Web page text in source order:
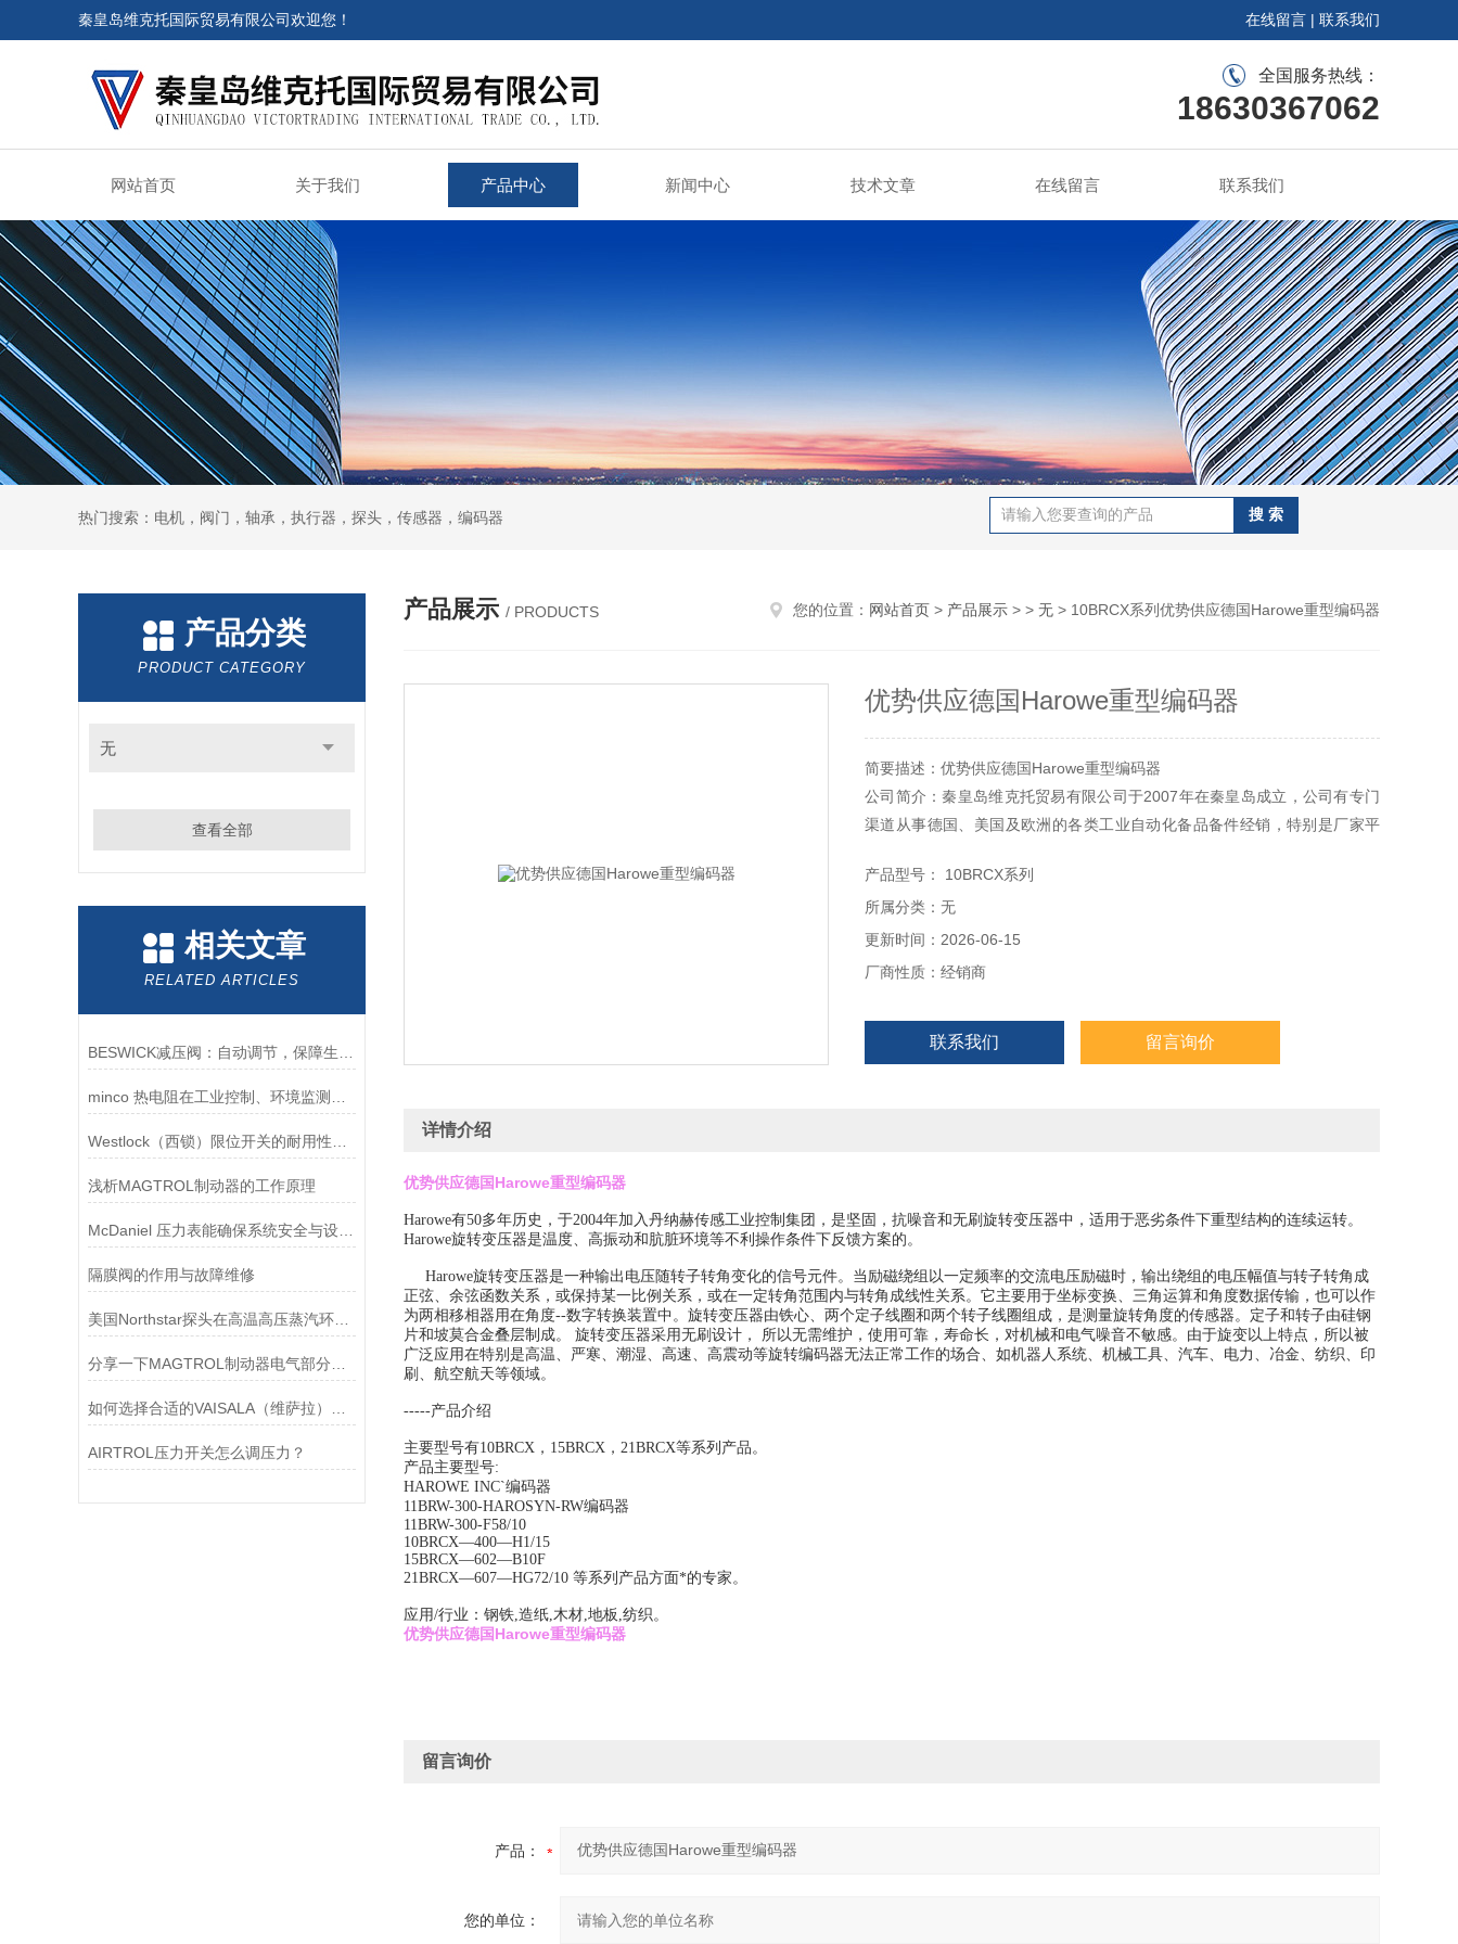
秦皇岛维克托国际贸易有限公司欢迎您！ 在线留言 | 联系我们
全国服务热线：
18630367062
网站首页 关于我们 产品中心 新闻中心 技术文章 在线留言 联系我们
热门搜索：电机，阀门，轴承，执行器，探头，传感器，编码器
产品分类
PRODUCT CATEGORY
无
查看全部
相关文章
RELATED ARTICLES
浅析MAGTROL制动器的工作原理
McDaniel 压力表能确保系统安全与设备寿命延长
隔膜阀的作用与故障维修
美国Northstar探头在高温高压蒸汽环境下的液位测量可靠性
AIRTROL压力开关怎么调压力？
产品展示 / PRODUCTS 您的位置： 网站首页 > 产品展示 > > 无 > 10BRCX系列优势供应德国Harowe重型编码器
优势供应德国Harowe重型编码器
简要描述：优势供应德国Harowe重型编码器
公司简介：秦皇岛维克托贸易有限公司于2007年在秦皇岛成立，公司有专门
渠道从事德国、美国及欧洲的各类工业自动化备品备件经销，特别是厂家平
产品型号： 10BRCX系列
所属分类：无
更新时间：2026-06-15
厂商性质：经销商
联系我们 留言询价
详情介绍
优势供应德国Harowe重型编码器
Harowe有50多年历史，于2004年加入丹纳赫传感工业控制集团，是坚固，抗噪音和无刷旋转变压器中，适用于恶劣条件下重型结构的连续运转。
Harowe旋转变压器是温度、高振动和肮脏环境等不利操作条件下反馈方案的。
Harowe旋转变压器是一种输出电压随转子转角变化的信号元件。当励磁绕组以一定频率的交流电压励磁时，输出绕组的电压幅值与转子转角成
正弦、余弦函数关系，或保持某一比例关系，或在一定转角范围内与转角成线性关系。它主要用于坐标变换、三角运算和角度数据传输，也可以作
为两相移相器用在角度--数字转换装置中。旋转变压器由铁心、两个定子线圈和两个转子线圈组成，是测量旋转角度的传感器。定子和转子由硅钢
片和坡莫合金叠层制成。 旋转变压器采用无刷设计， 所以无需维护，使用可靠，寿命长，对机械和电气噪音不敏感。由于旋变以上特点，所以被
广泛应用在特别是高温、严寒、潮湿、高速、高震动等旋转编码器无法正常工作的场合、如机器人系统、机械工具、汽车、电力、冶金、纺织、印
刷、航空航天等领域。
-----产品介绍
主要型号有10BRCX，15BRCX，21BRCX等系列产品。
产品主要型号:
HAROWE INC`编码器
11BRW-300-HAROSYN-RW编码器
11BRW-300-F58/10
10BRCX—400—H1/15
15BRCX—602—B10F
21BRCX—607—HG72/10 等系列产品方面*的专家。
应用/行业：钢铁,造纸,木材,地板,纺织。
优势供应德国Harowe重型编码器
留言询价
产品：
您的单位：